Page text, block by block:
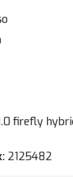
firefly
2125482